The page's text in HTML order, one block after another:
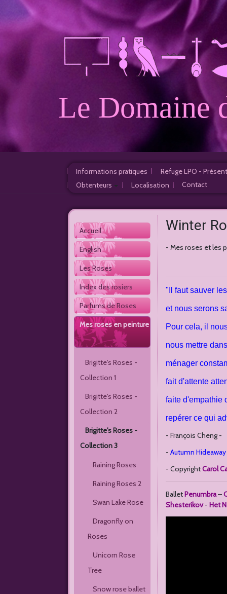
Le Domaine
Informations pratiques
Refuge LPO -
Nourrissage
Nichoirs
Obtenteurs
A l'étranger
Localisation Contact
Winter
- Mes roses et les
"Il faut sauver
et nous serons
Pour cela, il
nous mettre
ménager
fait d'attente
faite d'empathie
repérer ce qui
- François Cheng -
-Autumn Hideaway
- CopyrightCarol
BalletPenumbra–
Shesterikov-Het
Accueil
English
Les Roses
Index des rosiers
Parfums de Roses
Mes roses en peinture
Brigitte's Roses -
Collection 1
Brigitte's Roses -
Collection 2
Brigitte's Roses -
Collection 3
Raining Roses
Raining Roses 2
Swan Lake Rose
Dragonfly on
Roses
Unicorn Rose
Tree
Snow rose ballet